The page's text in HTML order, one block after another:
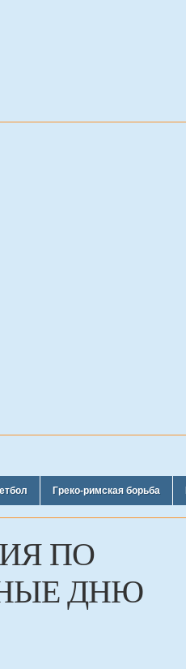
Греко-римская борьба
ПО
ДНЮ